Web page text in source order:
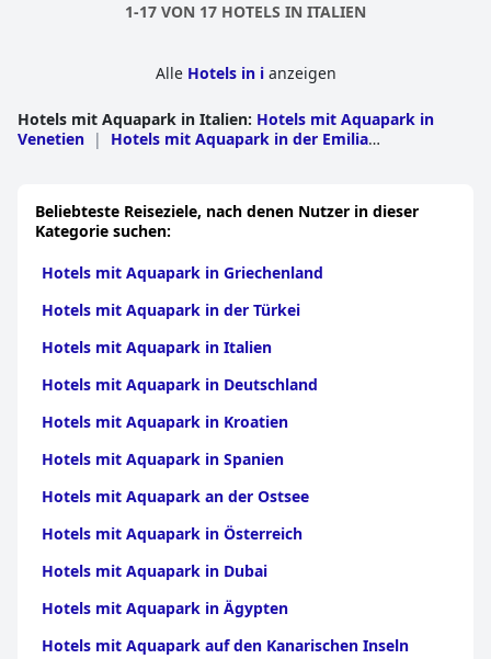
Obwohl einige Besucher erwähnen, dass der Wasserpark sich
überschatten. Die Umgebung bietet zudem eine große Auswahl
Möglichkeiten bieten. Trotz einiger Kritikpunkte bezüglich des
Zustands des Parks und eines gelegentlichen unangenehmen
1-17 VON 17 HOTELS IN ITALIEN
Alle Hotels in ianzeigen
Hotels mit Aquapark in Italien: Hotels mit Aquapark in
Venetien |
Hotels mit Aquapark in der Emilia
Venetien | Hotels mit Aquapark auf Sardinien | Hotels
mit Aquapark in der Toskana
Beliebteste Reiseziele, nach denen Nutzer in dieser
Kategorie suchen:
Hotels mit Aquapark in Griechenland
Hotels mit Aquapark in der Türkei
Hotels mit Aquapark in Italien
Hotels mit Aquapark in Deutschland
Hotels mit Aquapark in Kroatien
Hotels mit Aquapark in Spanien
Hotels mit Aquapark an der Ostsee
Hotels mit Aquapark in Österreich
Hotels mit Aquapark in Dubai
Hotels mit Aquapark in Ägypten
Hotels mit Aquapark auf den Kanarischen Inseln